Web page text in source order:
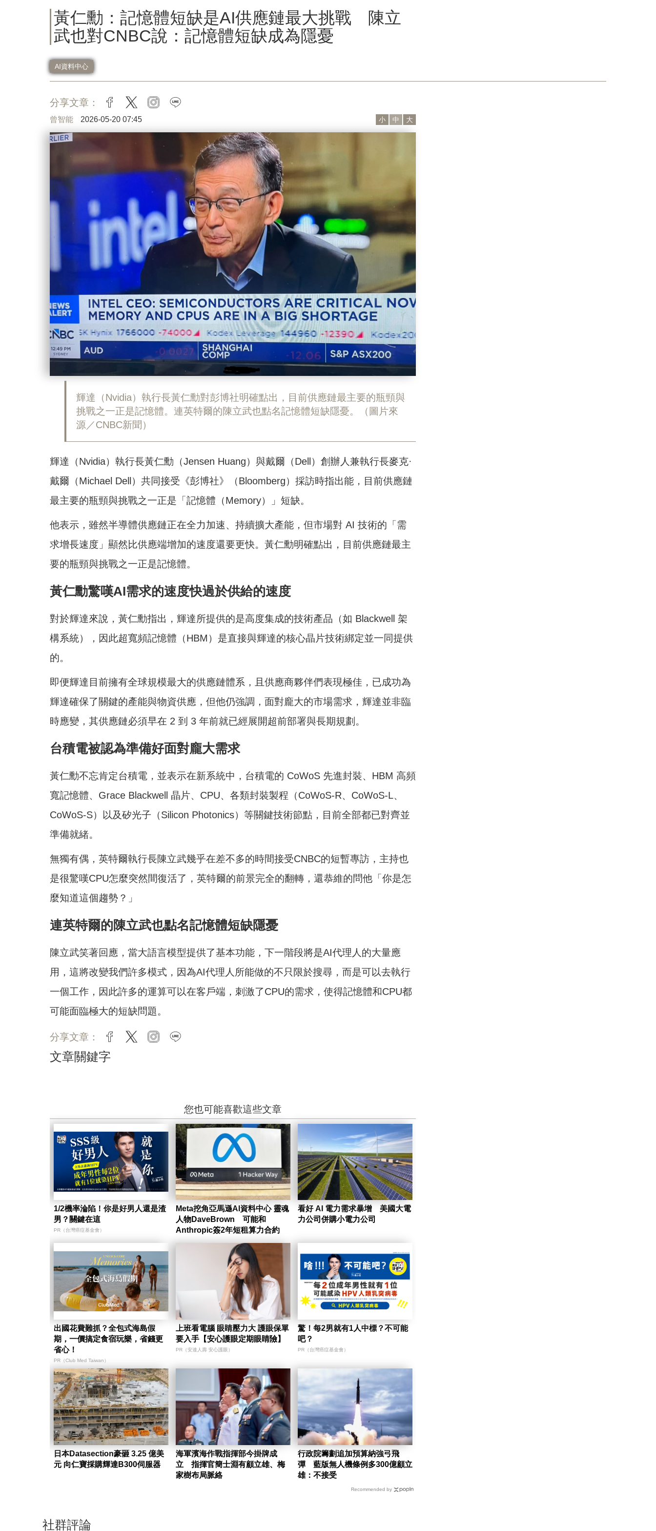
黃仁勳：記憶體短缺是AI供應鏈最大挑戰 陳立
武也對CNBC說：記憶體短缺成為隱憂
AI資料中心
分享文章： facebook
twitter instagram
曾智能 2026-05-20 07:45 小 中 大
輝達（Nvidia）執行長黃仁勳對彭博社明確點出，目前供應鏈最主要的瓶頸與
挑戰之一正是記憶體。連英特爾的陳立武也點名記憶體短缺隱憂。（圖片來
源／CNBC新聞）
輝達（Nvidia）執行長黃仁勳（Jensen Huang）與戴爾（Dell）創辦人兼執行長麥克·
戴爾（Michael Dell）共同接受《彭博社》
（Bloomberg）採訪時指出能，目前供應鏈
最主要的瓶頸與挑戰之一正是「記憶體（Memory）」短缺。
他表示，雖然半導體供應鏈正在全力加速、持續擴大產能，但市場對 AI 技術的「需
求增長速度」顯然比供應端增加的速度還要更快。黃仁勳明確點出，目前供應鏈最主
要的瓶頸與挑戰之一正是記憶體。
黃仁勳驚嘆AI需求的速度快過於供給的速度
對於輝達來說，黃仁勳指出，輝達所提供的是高度集成的技術產品（如 Blackwell 架
構系統），因此超寬頻記憶體（HBM）是直接與輝達的核心晶片技術綁定並一同提供
的。
即便輝達目前擁有全球規模最大的供應鏈體系，且供應商夥伴們表現極佳，已成功為
輝達確保了關鍵的產能與物資供應，但他仍強調，面對龐大的市場需求，輝達並非臨
時應變，其供應鏈必須早在 2 到 3 年前就已經展開超前部署與長期規劃。
台積電被認為準備好面對龐大需求
黃仁勳不忘肯定台積電，並表示在新系統中，台積電的 CoWoS 先進封裝、HBM 高頻
寬記憶體、Grace Blackwell 晶片、CPU、各類封裝製程（CoWoS-R、CoWoS-L、
CoWoS-S）以及矽光子（Silicon Photonics）等關鍵技術節點，目前全部都已對齊並
準備就緒。
無獨有偶，英特爾執行長陳立武幾乎在差不多的時間接受CNBC的短暫專訪，主持也
是很驚嘆CPU怎麼突然間復活了，英特爾的前景完全的翻轉，還恭維的問他「你是怎
麼知道這個趨勢？」
連英特爾的陳立武也點名記憶體短缺隱憂
陳立武笑著回應，當大語言模型提供了基本功能，下一階段將是AI代理人的大量應
用，這將改變我們許多模式，因為AI代理人所能做的不只限於搜尋，而是可以去執行
一個工作，因此許多的運算可以在客戶端，刺激了CPU的需求，使得記憶體和CPU都
可能面臨極大的短缺問題。
分享文章： facebook
twitter instagram
文章關鍵字
您也可能喜歡這些文章
1/2機率淪陷！你是好男人還是渣
男？關鍵在這
PR（台灣癌症基金會）
Meta挖角亞馬遜AI資料中心 靈魂
人物DaveBrown 可能和
Anthropic簽2年短租算力合約
看好 AI 電力需求暴增 美國大電
力公司併購小電力公司
出國花費難抓？全包式海島假
期，一價搞定食宿玩樂，省錢更
省心！
PR（Club Med Taiwan）
上班看電腦 眼睛壓力大 護眼保單
要入手【安心護眼定期眼睛險】
PR（安達人壽 安心護眼）
驚！每2男就有1人中標？不可能
吧？
PR（台灣癌症基金會）
日本Datasection豪砸 3.25 億美
元 向仁寶採購輝達B300伺服器
海軍濱海作戰指揮部今掛牌成
立 指揮官簡士淵有顧立雄、梅
家樹布局脈絡
行政院籌劃追加預算納強弓飛
彈 藍版無人機條例多300億顧立
雄：不接受
Recommended by
社群評論